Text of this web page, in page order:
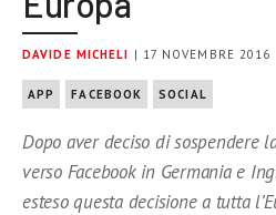
DAVIDE MICHELI | 17 NOVEMBRE 2016
APP FACEBOOK SOCIAL
Dopo aver deciso di sospendere
verso Facebook in Germania e
esteso questa decisione a tutta